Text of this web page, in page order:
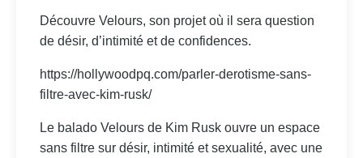
Découvre Velours, son projet où il sera question
de désir, d’intimité et de confidences.
https://hollywoodpq.com/parler-derotisme-sans-
filtre-avec-kim-rusk/
Le balado Velours de Kim Rusk ouvre un espace
sans filtre sur désir, intimité et sexualité, avec une